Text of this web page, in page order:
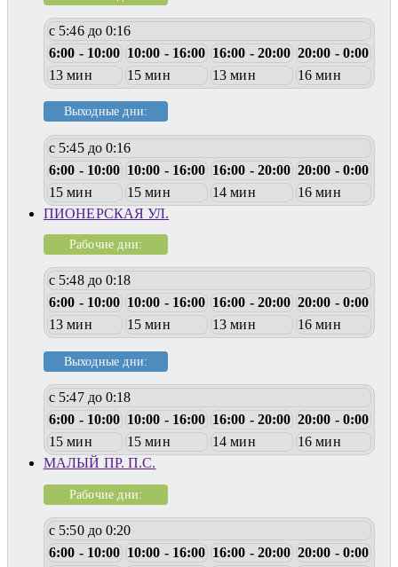
с 5:46 до 0:16
6:00 - 10:00 10:00 - 16:00 16:00 - 20:00 20:00 - 0:00
13 мин
15 мин 13 мин 16 мин
Выходные дни:
с 5:45 до 0:16
6:00 - 10:00 10:00 - 16:00 16:00 - 20:00 20:00 - 0:00
15 мин
15 мин 14 мин
16 мин
ПИОНЕРСКАЯ УЛ.
Рабочие дни:
с 5:48 до 0:18
6:00 - 10:00 10:00 - 16:00 16:00 - 20:00 20:00 - 0:00
13 мин
15 мин 13 мин 16 мин
Выходные дни:
с 5:47 до 0:18
6:00 - 10:00 10:00 - 16:00 16:00 - 20:00 20:00 - 0:00
15 мин
15 мин 14 мин
16 мин
МАЛЫЙ ПР. П.С.
Рабочие дни:
с 5:50 до 0:20
6:00 - 10:00 10:00 - 16:00 16:00 - 20:00 20:00 - 0:00